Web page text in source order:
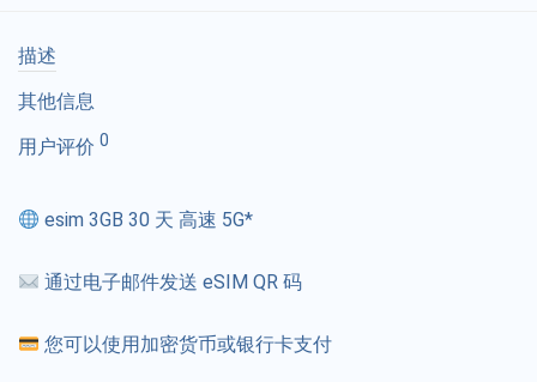
描述
其他信息
用户评价 0
esim 3GB 30 天 高速 5G*
通过电子邮件发送 eSIM QR 码
您可以使用加密货币或银行卡支付